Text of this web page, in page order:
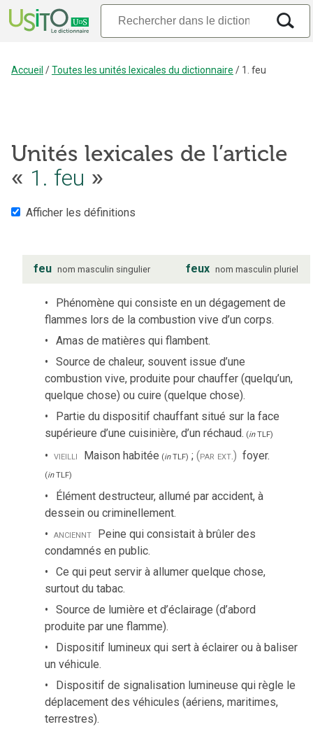
Accueil /Toutes les unités lexicales du dictionnaire / 1. feu
Unités lexicales de l’article
« 1. feu »
Afficher les définitions
feu nom masculin singulier feux nom masculin pluriel
Phénomène qui consiste en un dégagement de
flammes lors de la combustion vive d’un corps.
Amas de matières qui flambent.
Source de chaleur, souvent issue d’une
combustion vive, produite pour chauffer (quelqu’un,
quelque chose) ou cuire (quelque chose).
Partie du dispositif chauffant situé sur la face
supérieure d’une cuisinière, d’un réchaud. (inTLF)
vieilli Maison habitée (inTLF) ; (par ext.) foyer.
(inTLF)
Élément destructeur, allumé par accident, à
dessein ou criminellement.
anciennt Peine qui consistait à brûler des
condamnés en public.
Ce qui peut servir à allumer quelque chose,
surtout du tabac.
Source de lumière et d’éclairage (d’abord
produite par une flamme).
Dispositif lumineux qui sert à éclairer ou à baliser
un véhicule.
Dispositif de signalisation lumineuse qui règle le
déplacement des véhicules (aériens, maritimes,
terrestres).